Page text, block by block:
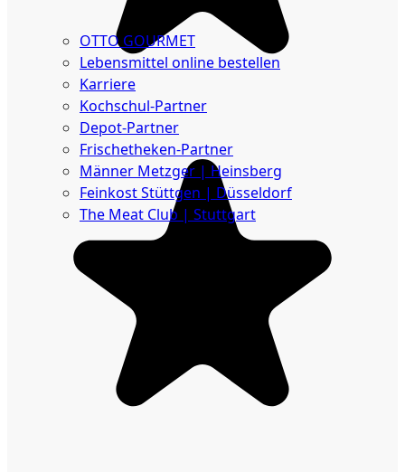
OTTO GOURMET
Lebensmittel online bestellen
Karriere
Kochschul-Partner
Depot-Partner
Frischetheken-Partner
Männer Metzger | Heinsberg
Feinkost Stüttgen | Düsseldorf
The Meat Club | Stuttgart
Geschäftskunden